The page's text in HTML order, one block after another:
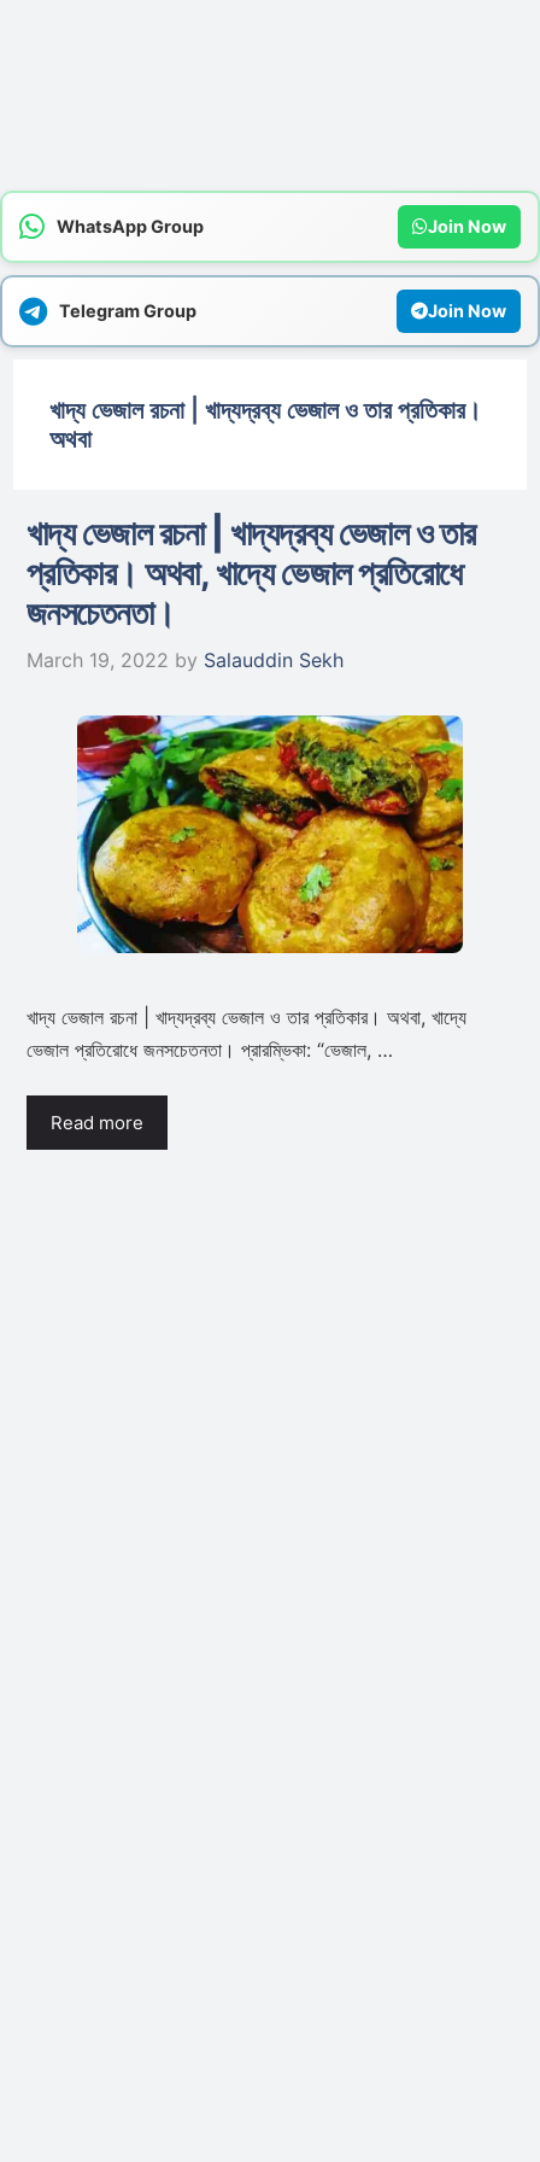
WhatsApp Group Join Now
Telegram Group Join Now
খাদ্য ভেজাল রচনা | খাদ্যদ্রব্য ভেজাল ও তার প্রতিকার।
অথবা
খাদ্য ভেজাল রচনা | খাদ্যদ্রব্য ভেজাল ও তার
প্রতিকার। অথবা, খাদ্যে ভেজাল প্রতিরোধে
জনসচেতনতা।
March 19, 2022 by Salauddin Sekh
খাদ্য ভেজাল রচনা | খাদ্যদ্রব্য ভেজাল ও তার প্রতিকার। অথবা, খাদ্যে
ভেজাল প্রতিরোধে জনসচেতনতা। প্রারম্ভিকা: “ভেজাল, …
Read more